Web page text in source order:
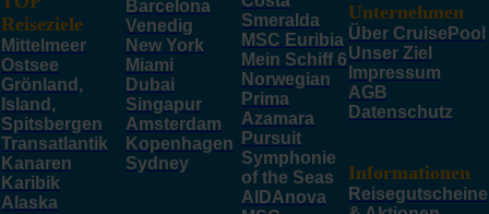
Reiseziele
Mittelmeer
Ostsee
Grönland,
Island,
Spitsbergen
Transatlantik
Kanaren
Karibik
Alaska
Barcelona
Venedig
New York
Miami
Dubai
Singapur
Amsterdam
Kopenhagen
Sydney
Smeralda
MSC Euribia
Mein Schiff 6
Norwegian
Prima
Azamara
Pursuit
Symphonie
of the Seas
AIDAnova
Unternehmen
Über CruisePool
Unser Ziel
Impressum
AGB
Datenschutz
Informationen
Reisegutscheine